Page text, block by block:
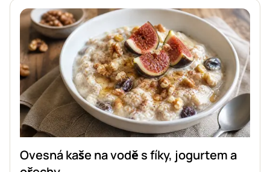
Ovesná kaše na vodě s fíky, jogurtem a